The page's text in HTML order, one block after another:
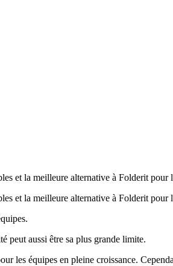
et la meilleure alternative à Folderit pour
et la meilleure alternative à Folderit pour
peut aussi être sa plus grande limite.
les équipes en pleine croissance.